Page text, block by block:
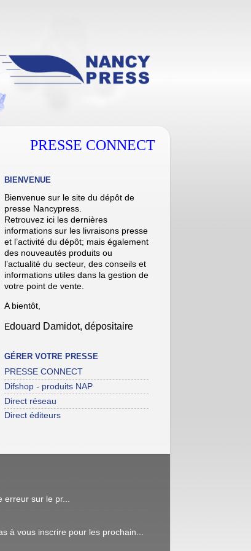
PRESSE CONNECT
BIENVENUE
Bienvenue sur le site du dépôt de
presse Nancypress.
Retrouvez ici les dernières
informations sur les livraisons presse
et l’activité du dépôt; mais également
des nouveautés produits ou
l’actualité du secteur, des conseils et
informations utiles dans la gestion de
votre point de vente.
A bientôt,
Edouard Damidot, dépositaire
GÉRER VOTRE PRESSE
PRESSE CONNECT
Difshop - produits NAP
Direct réseau
Direct éditeurs
sur le pr...
à vous inscrire pour les prochain...